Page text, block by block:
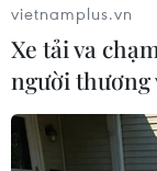
TIN LIÊN
vietnamplus.vn
Xe tải va
người thương